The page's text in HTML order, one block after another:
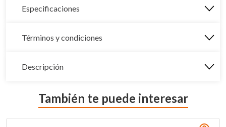
Especificaciones
Términos y condiciones
Descripción
También te puede interesar